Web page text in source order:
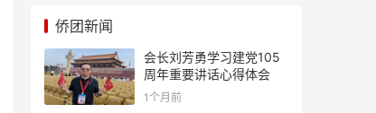
侨团新闻
会长刘芳勇学习建党105
周年重要讲话心得体会
1个月前